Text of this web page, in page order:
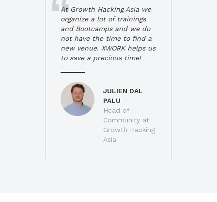
At Growth Hacking Asia we
organize a lot of trainings
and Bootcamps and we do
not have the time to find a
new venue. XWORK helps us
to save a precious time!
JULIEN DAL
PALU
Head of
Community at
Growth Hacking
Asia